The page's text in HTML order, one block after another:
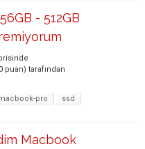
- 512GB
puan) tarafından
pro
ssd
Macbook